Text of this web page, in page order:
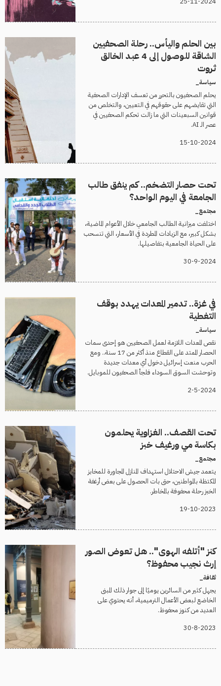
بين الحلم واليأس.. رحلة الصحفيين
الشاقة للوصول إلى 4 عبد الخالق
ثروت
سياسة_
يحلم الصحفيون بالتحرر من تعسف الإدارات الصحفية
التي تقايضهم على حقوقهم في التعيين، والتخلص من
قوانين السبعينات التي ما زالت تحكم الصحفيين في
عصر الـ AI.
15-10-2024
تحت حصار التضخم.. كم ينفق طالب
الجامعة في اليوم الواحد؟
مجتمع_
اختلفت ميزانية الطالب الجامعي خلال الأعوام الماضية،
بشكل كبير، مع الزيادات المطردة في الأسعار، التي تنسحب
على الحياة الجامعية بتفاصيلها.
30-9-2024
في غزة.. تدمير المعدات يهدد بوقف
التغطية
سياسة_
نقص المعدات اللازمة لعمل الصحفيين هو إحدى سمات
الحصار الممتد على القطاع منذ أكثر من 17 سنة.. ومع
الحرب منعت إسرائيل دخول أي معدات جديدة
وتوحشت السوق السوداء فلجأ الصحفيون للموبايل.
2-5-2024
تحت القصف.. الغزاوية يحلمون
بكاسة مي ورغيف خبز
مجتمع_
يتعمد جيش الاحتلال استهداف المنازل المجاورة للمخابز
المكتظة بالمواطنين، حتى بات الحصول على بعض أرغفة
الخبز رحلة محفوفة بالمخاطر.
19-10-2023
كنز "أتلفه الهوى".. هل تعوض الصور
إرث نجيب محفوظ؟
ثقافة_
يجهل كثير من السائرين يوميًا إلى جوار ذلك المبنى
الخاضع لبعض الأعمال الترميمية، أنه يحتوي على
العديد من كنوز محفوظ.
30-8-2023